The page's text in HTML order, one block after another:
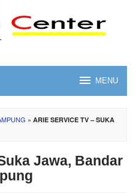
MENU
» ARIE SERVICE TV – SUKA
Jawa, Bandar